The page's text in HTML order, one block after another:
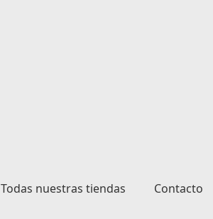
Todas nuestras tiendas Contacto